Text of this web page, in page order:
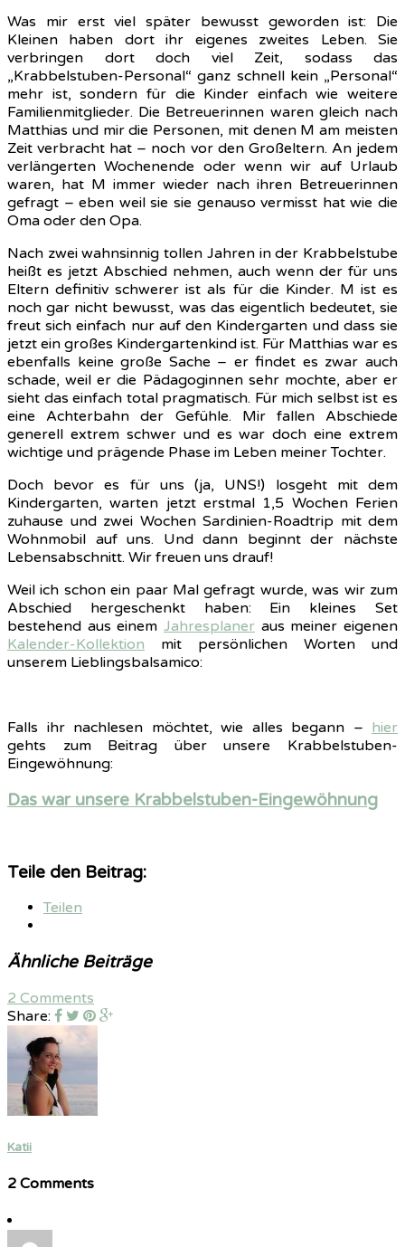
Was mir erst viel später bewusst geworden ist: Die
Kleinen haben dort ihr eigenes zweites Leben. Sie
verbringen dort doch viel Zeit, sodass das
„Krabbelstuben-Personal“ ganz schnell kein „Personal“
mehr ist, sondern für die Kinder einfach wie weitere
Familienmitglieder. Die Betreuerinnen waren gleich nach
Matthias und mir die Personen, mit denen M am meisten
Zeit verbracht hat – noch vor den Großeltern. An jedem
verlängerten Wochenende oder wenn wir auf Urlaub
waren, hat M immer wieder nach ihren Betreuerinnen
gefragt – eben weil sie sie genauso vermisst hat wie die
Oma oder den Opa.
Nach zwei wahnsinnig tollen Jahren in der Krabbelstube
heißt es jetzt Abschied nehmen, auch wenn der für uns
Eltern definitiv schwerer ist als für die Kinder. M ist es
noch gar nicht bewusst, was das eigentlich bedeutet, sie
freut sich einfach nur auf den Kindergarten und dass sie
jetzt ein großes Kindergartenkind ist. Für Matthias war es
ebenfalls keine große Sache – er findet es zwar auch
schade, weil er die Pädagoginnen sehr mochte, aber er
sieht das einfach total pragmatisch. Für mich selbst ist es
eine Achterbahn der Gefühle. Mir fallen Abschiede
generell extrem schwer und es war doch eine extrem
wichtige und prägende Phase im Leben meiner Tochter.
Doch bevor es für uns (ja, UNS!) losgeht mit dem
Kindergarten, warten jetzt erstmal 1,5 Wochen Ferien
zuhause und zwei Wochen Sardinien-Roadtrip mit dem
Wohnmobil auf uns. Und dann beginnt der nächste
Lebensabschnitt. Wir freuen uns drauf!
Weil ich schon ein paar Mal gefragt wurde, was wir zum
Abschied hergeschenkt haben: Ein kleines Set
bestehend aus einem Jahresplaner aus meiner eigenen
Kalender-Kollektion mit persönlichen Worten und
unserem Lieblingsbalsamico:
Falls ihr nachlesen möchtet, wie alles begann – hier
gehts zum Beitrag über unsere Krabbelstuben-
Eingewöhnung:
Das war unsere Krabbelstuben-Eingewöhnung
Teile den Beitrag:
Teilen
Ähnliche Beiträge
2 Comments
Share:
Katii
2 Comments